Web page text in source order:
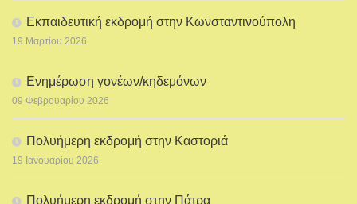
Εκπαιδευτική εκδρομή στην Κωνσταντινούπολη
19 Μαρτίου 2026
Ενημέρωση γονέων/κηδεμόνων
09 Φεβρουαρίου 2026
Πολυήμερη εκδρομή στην Καστοριά
19 Ιανουαρίου 2026
Πολυήμερη εκδρομή στην Πάτρα